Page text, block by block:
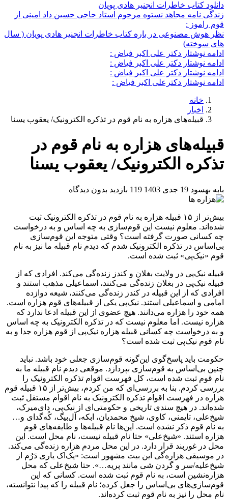
دانلود کتاب خاطرات انجنیر هادی پویان
زندگی نامه مجاهد نستوه مرحوم استاد حاجی حسین داد امینی از
قوم راموز :
نظر هوش مصنوعی در باره کتاب خاطرات انجنیر هادی پویان ( سال
های سوخته)
ادامه نوشتار دکتر علی اکبر فیاض :
ادامه نوشتار دکتر علی اکبر فیاض :
ادامه نوشتار دکتر علی اکبر فیاض :
ادامه نوشتار دکترعلی اکبر فیاض :
خانه
اخبار
قبیله‌های هزاره به نام قوم در تذکره الکترونیک/ یعقوب یسنا
قبیله‌های هزاره به نام قوم در
تذکره الکترونیک/ یعقوب یسنا
بابه بهسود 19 جدی 1403 119 بازدید بدون دیدگاه
بیش‌تر از ۱۵ قبیله هزاره به نام قوم در تذکره‌ الکترونیک ثبت
شده‌اند. معلوم نیست این قوم‌سازی به چه اساس و به درخواست
چه کسانی صورت گرفته است؟ وقتی متوجه این قوم‌سازی
بی‌اساس در تذکره‌ الکترونیک شدم که دیدم نام قبیله ما نیز به نام
قوم «نیک‌پی» ثبت شده است.
قبیله نیک‌پی در ولایت بغلان و کندز زنده‌گی می‌کند. افرادی ‌که از
قبیله‌ نیک‌پی در بغلان زنده‌گی می‌کنند، اسماعیلی مذهب استند و
افرادی ‌که از این قبیله در کندز زنده‌گی می‌کنند، شیعه‌ دوازده
امامی و اسماعیلی استند. نیک‌پی یکی از قبیله‌های قوم هزاره است.
همه خود را هزاره می‌دانند. هیچ عضوی از این قبیله ادعا ندارد که
هزاره نیست. اما معلوم نیست‌ که در تذکره الکترونیک به چه اساس
و به درخواست چه کسانی قبیله‌ هزاره نیک‌پی از قوم هزاره جدا و به
نام قوم نیک‌پی ثبت شده است؟
حکومت باید پاسخ‌گوی این‌گونه قوم‌سازی جعلی خود باشد. نباید
چنین بی‌اساس به قوم‌سازی بپردازد. موقعی دیدم نام قبیله ما به
نام قوم ثبت شده است، کل فهرست اقوام تذکره الکترونیک را
بررسی کردم. بنا به بررسی‌ای‌ که من کردم، بیش‌تر از ۱۵ قبیله قوم
هزاره در فهرست اقوام تذکره الکترونیک به نام اقوام مستقل ثبت
شده‌اند. در هیچ سندی تاریخی و حکومتی‌ای از نیک‌پی، دای‌میرک،
شیخ‌علی، تایمنی، کاوی، شیخ محمدیان، ابکه، آل‌بیگ، کُه‌گدای و…
به نام قوم ذکر نشده است. این‌ها نام قبیله‌ها و طایفه‌های قوم
هزاره استند. «شیخ‌علی» حتا نام قبیله نیست، نام محل است. این
محل در غوربند قرار دارد. در این محل مردم هزاره زنده‌گی می‌کند.
در موسیقی هزاره‌گی این بیت مشهور است: «یک‌اک یاری دَرُم از
شیخ‌علیه/سر و گردن شی مانند پریه…». حتا شیخ‌علی که محل
هزاره‌نشین است، به نام قوم ثبت شده است. کسانی‌ که این
قوم‌سازی‌های بی‌اساس را جعل کرده‌؛ نام قبیله را که پیدا نتوانسته‌،
نام محل را نیز به نام قوم ثبت کرده‌اند.